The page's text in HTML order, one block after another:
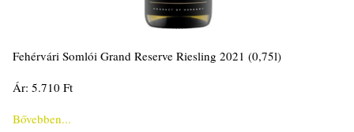
Fehérvári Somlói Grand Reserve Riesling 2021 (0,75l)
Ár: 5.710 Ft
Bővebben...